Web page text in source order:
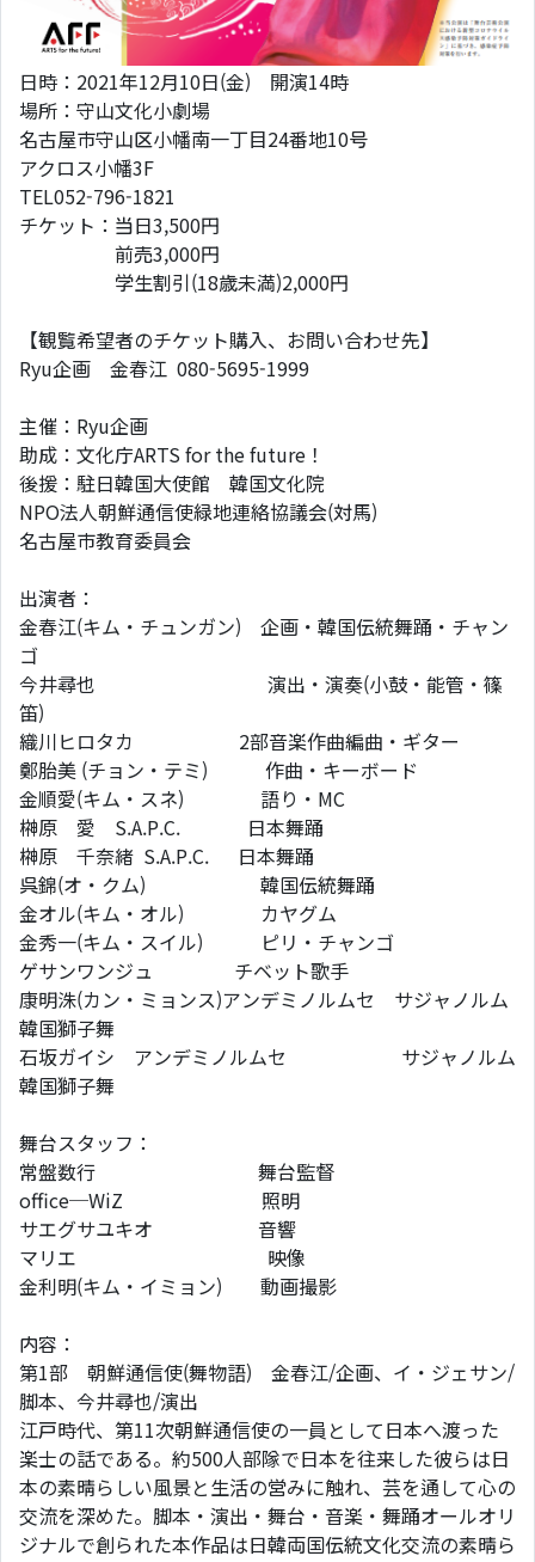
日時：2021年12月10日(金) 開演14時
場所：守山文化小劇場
名古屋市守山区小幡南一丁目24番地10号
アクロス小幡3F
TEL052-796-1821
チケット：当日3,500円
前売3,000円
学生割引(18歳未満)2,000円
【観覧希望者のチケット購入、お問い合わせ先】
Ryu企画 金春江 080-5695-1999
主催：Ryu企画
助成：文化庁ARTS for the future！
後援：駐日韓国大使館 韓国文化院
NPO法人朝鮮通信使緑地連絡協議会(対馬)
名古屋市教育委員会
出演者：
金春江(キム・チュンガン) 企画・韓国伝統舞踊・チャン
ゴ
今井尋也 演出・演奏(小鼓・能管・篠
笛)
織川ヒロタカ 2部音楽作曲編曲・ギター
鄭胎美 (チョン・テミ) 作曲・キーボード
金順愛(キム・スネ) 語り・MC
榊原 愛 S.A.P.C. 日本舞踊
榊原 千奈緒 S.A.P.C. 日本舞踊
呉錦(オ・クム) 韓国伝統舞踊
金オル(キム・オル) カヤグム
金秀一(キム・スイル) ピリ・チャンゴ
ゲサンワンジュ チベット歌手
康明洙(カン・ミョンス)アンデミノルムセ サジャノルム
韓国獅子舞
石坂ガイシ アンデミノルムセ サジャノルム
韓国獅子舞
舞台スタッフ：
常盤数行 舞台監督
office─WiZ 照明
サエグサユキオ 音響
マリエ 映像
金利明(キム・イミョン) 動画撮影
内容：
第1部 朝鮮通信使(舞物語) 金春江/企画、イ・ジェサン/
脚本、今井尋也/演出
江戸時代、第11次朝鮮通信使の一員として日本へ渡った
楽士の話である。約500人部隊で日本を往来した彼らは日
本の素晴らしい風景と生活の営みに触れ、芸を通して心の
交流を深めた。脚本・演出・舞台・音楽・舞踊オールオリ
ジナルで創られた本作品は日韓両国伝統文化交流の素晴ら